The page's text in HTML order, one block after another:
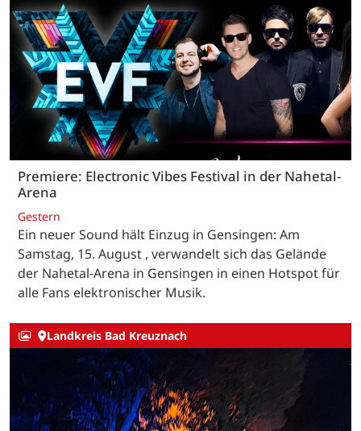
Premiere: Electronic Vibes Festival in der Nahetal-
Arena
Gestern
Ein neuer Sound hält Einzug in Gensingen: Am
Samstag, 15. August , verwandelt sich das Gelände
der Nahetal-Arena in Gensingen in einen Hotspot für
alle Fans elektronischer Musik.
Landkreis Bad Kreuznach